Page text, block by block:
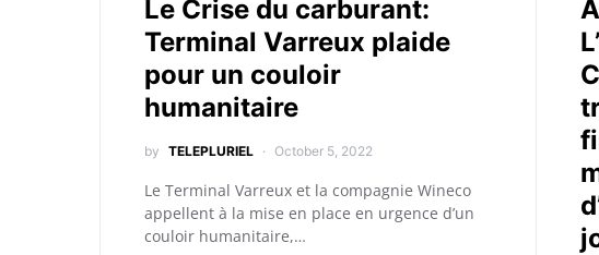
Le Crise du carburant:
Terminal Varreux plaide
pour un couloir
humanitaire
by TELEPLURIEL October 5, 2022
Le Terminal Varreux et la compagnie Wineco
appellent à la mise en place en urgence d’un
couloir humanitaire,…